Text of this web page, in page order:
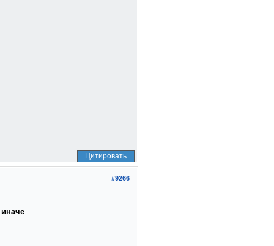
Цитировать
#9266
.